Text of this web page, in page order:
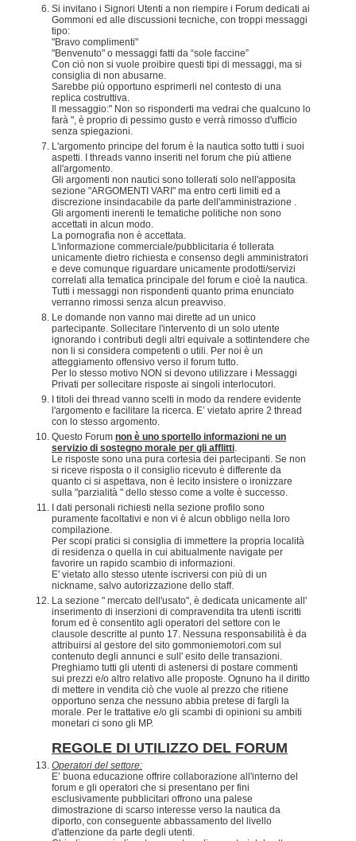
Si invitano i Signori Utenti a non riempire i Forum dedicati ai
Gommoni ed alle discussioni tecniche, con troppi messaggi
tipo:
"Bravo complimenti"
"Benvenuto" o messaggi fatti da “sole faccine”
Con ciò non si vuole proibire questi tipi di messaggi, ma si
consiglia di non abusarne.
Sarebbe più opportuno esprimerli nel contesto di una
replica costruttiva.
Il messaggio:" Non so risponderti ma vedrai che qualcuno lo
farà ", è proprio di pessimo gusto e verrà rimosso d'ufficio
senza spiegazioni.
L'argomento principe del forum è la nautica sotto tutti i suoi
aspetti. I threads vanno inseriti nel forum che più attiene
all'argomento.
Gli argomenti non nautici sono tollerati solo nell'apposita
sezione "ARGOMENTI VARI" ma entro certi limiti ed a
discrezione insindacabile da parte dell'amministrazione .
Gli argomenti inerenti le tematiche politiche non sono
accettati in alcun modo.
La pornografia non è accettata.
L'informazione commerciale/pubblicitaria é tollerata
unicamente dietro richiesta e consenso degli amministratori
e deve comunque riguardare unicamente prodotti/servizi
correlati alla tematica principale del forum e cioè la nautica.
Tutti i messaggi non rispondenti quanto prima enunciato
verranno rimossi senza alcun preavviso.
Le domande non vanno mai dirette ad un unico
partecipante. Sollecitare l'intervento di un solo utente
ignorando i contributi degli altri equivale a sottintendere che
non li si considera competenti o utili. Per noi è un
atteggiamento offensivo verso il forum tutto.
Per lo stesso motivo NON si devono utilizzare i Messaggi
Privati per sollecitare risposte ai singoli interlocutori.
I titoli dei thread vanno scelti in modo da rendere evidente
l'argomento e facilitare la ricerca. E’ vietato aprire 2 thread
con lo stesso argomento.
Questo Forum non è uno sportello informazioni ne un
servizio di sostegno morale per gli afflitti
Le risposte sono una pura cortesia dei partecipanti. Se non
si riceve risposta o il consiglio ricevuto è differente da
quanto ci si aspettava, non è lecito insistere o ironizzare
sulla "parzialità " dello stesso come a volte è successo.
I dati personali richiesti nella sezione profilo sono
puramente facoltativi e non vi è alcun obbligo nella loro
compilazione.
Per scopi pratici si consiglia di immettere la propria località
di residenza o quella in cui abitualmente navigate per
favorire un rapido scambio di informazioni.
E' vietato allo stesso utente iscriversi con più di un
nickname, salvo autorizzazione dello staff.
La sezione " mercato dell'usato", è dedicata unicamente all'
inserimento di inserzioni di compravendita tra utenti iscritti
forum ed è consentito agli operatori del settore con le
clausole descritte al punto 17. Nessuna responsabilità è da
attribuirsi al gestore del sito gommoniemotori.com sul
contenuto degli annunci e sull' esito delle transazioni.
Preghiamo tutti gli utenti di astenersi di postare commenti
sui prezzi e/o altro relativo alle proposte. Ognuno ha il diritto
di mettere in vendita ciò che vuole al prezzo che ritiene
opportuno senza che nessuno abbia pretese di fargli la
morale. Per le trattative e/o gli scambi di opinioni su ambiti
monetari ci sono gli MP.
REGOLE DI UTILIZZO DEL FORUM
Operatori del settore:
E’ buona educazione offrire collaborazione all'interno del
forum e gli operatori che si presentano per fini
esclusivamente pubblicitari offrono una palese
dimostrazione di scarso interesse verso la nautica da
diporto, con conseguente abbassamento del livello
d'attenzione da parte degli utenti.